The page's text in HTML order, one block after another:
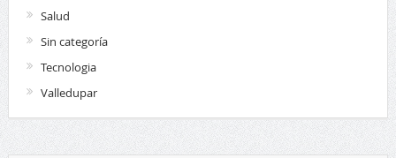
Salud
Sin categoría
Tecnologia
Valledupar